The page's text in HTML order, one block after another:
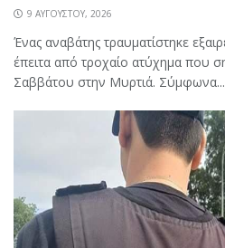
9 ΑΥΓΟΎΣΤΟΥ, 2026
Ένας αναβάτης τραυματίστηκε
έπειτα από τροχαίο ατύχημα που
Σαββάτου στην Μυρτιά. Σύμφωνα...